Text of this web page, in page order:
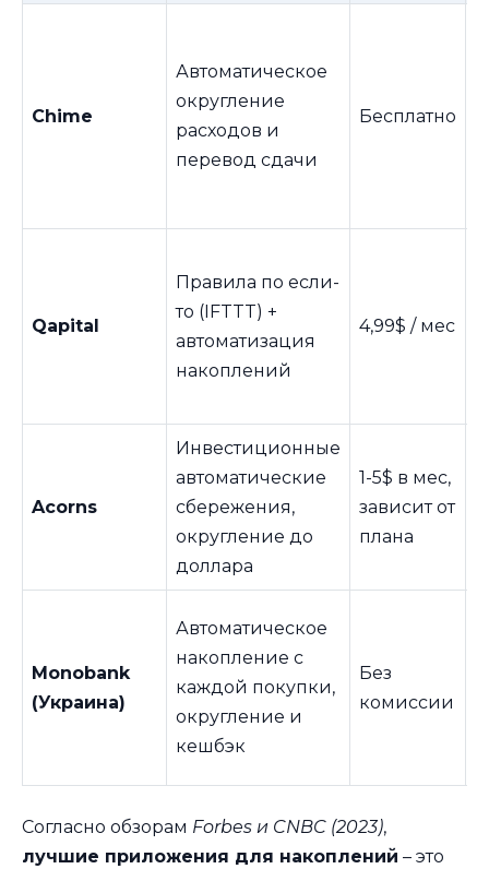
Chime
Автоматическое
округление
расходов и
перевод сдачи
Бесплатно
Qapital
Правила по если-
то (IFTTT) +
автоматизация
накоплений
4,99$ / мес
Acorns
Инвестиционные
автоматические
сбережения,
округление до
доллара
1-5$ в мес,
зависит от
плана
Monobank
(Украина)
Автоматическое
накопление с
каждой покупки,
округление и
кешбэк
Без
комиссии
Согласно обзорам Forbes и CNBC (2023),
лучшие приложения для накоплений – это